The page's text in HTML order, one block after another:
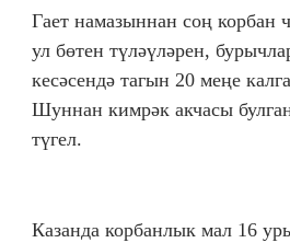
Гает намазыннан соң корбан
ул бөтен түләүләрен,
кесәсендә тагын 20 меңе
Шуннан кимрәк акчасы
түгел.
Казанда корбанлык мал 16